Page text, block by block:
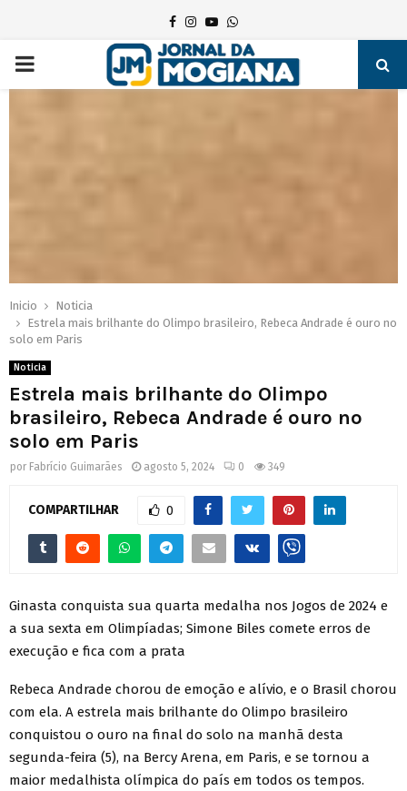
Facebook
Instagram
YoutubeWhatsapp
PRIMARY
Inicio
Noticia
Estrela mais brilhante do Olimpo brasileiro, Rebeca Andrade é ouro no
solo em Paris
Noticia
Estrela mais brilhante do Olimpo
brasileiro, Rebeca Andrade é ouro no
solo em Paris
por Fabrício Guimarães agosto 5, 2024 0 349
COMPARTILHAR 0
Ginasta conquista sua quarta medalha nos Jogos de 2024 e
a sua sexta em Olimpíadas; Simone Biles comete erros de
execução e fica com a prata
Rebeca Andrade chorou de emoção e alívio, e o Brasil chorou
com ela. A estrela mais brilhante do Olimpo brasileiro
conquistou o ouro na final do solo na manhã desta
segunda-feira (5), na Bercy Arena, em Paris, e se tornou a
maior medalhista olímpica do país em todos os tempos.